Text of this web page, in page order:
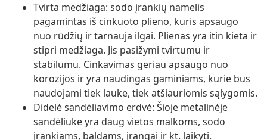
Tvirta medžiaga: sodo įrankių namelis
pagamintas iš cinkuoto plieno, kuris apsaugo
nuo rūdžių ir tarnauja ilgai. Plienas yra itin kieta ir
stipri medžiaga. Jis pasižymi tvirtumu ir
stabilumu. Cinkavimas geriau apsaugo nuo
korozijos ir yra naudingas gaminiams, kurie bus
naudojami tiek lauke, tiek atšiauriomis sąlygomis.
Didelė sandėliavimo erdvė: Šioje metalinėje
sandėliuke yra daug vietos malkoms, sodo
įrankiams, baldams, įrangai ir kt. laikyti.